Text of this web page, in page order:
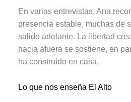
En varias entrevistas, Ana
presencia estable, muchas de
salido adelante. La libertad
hacia afuera se sostiene, en
ha construido en casa.
Lo que nos enseña El Alto